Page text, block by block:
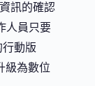
訊的確認
人員只要
行動版
級為數位